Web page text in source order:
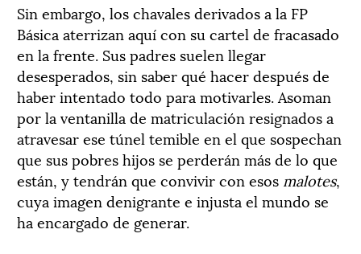
Sin embargo, los chavales derivados a la FP
Básica aterrizan aquí con su cartel de fracasado
en la frente. Sus padres suelen llegar
desesperados, sin saber qué hacer después de
haber intentado todo para motivarles. Asoman
por la ventanilla de matriculación resignados a
atravesar ese túnel temible en el que sospechan
que sus pobres hijos se perderán más de lo que
están, y tendrán que convivir con esos malotes,
cuya imagen denigrante e injusta el mundo se
ha encargado de generar.